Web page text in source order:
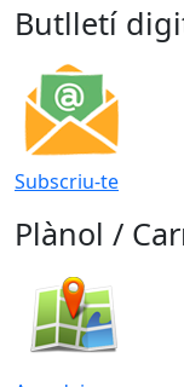
Butlletí
Subscriu-te
Plànol /